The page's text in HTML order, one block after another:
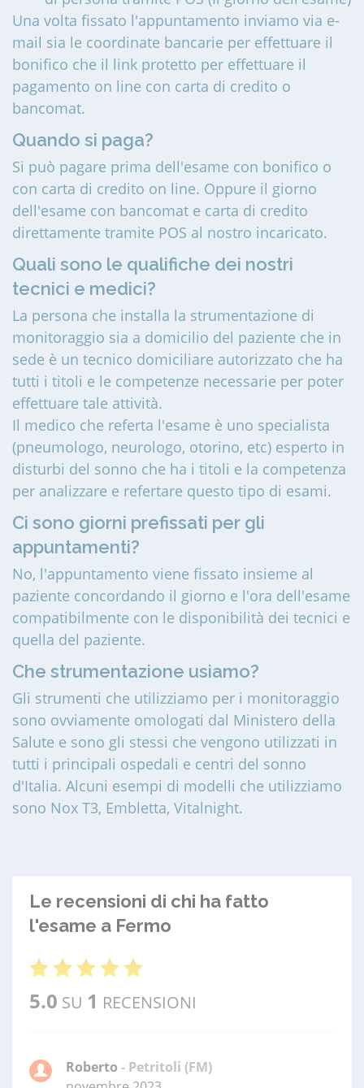
Una volta fissato l'appuntamento inviamo via e-
mail sia le coordinate bancarie per effettuare il
bonifico che il link protetto per effettuare il
pagamento on line con carta di credito o
bancomat.
Quando si paga?
Si può pagare prima dell'esame con bonifico o
con carta di credito on line. Oppure il giorno
dell'esame con bancomat e carta di credito
direttamente tramite POS al nostro incaricato.
Quali sono le qualifiche dei nostri
tecnici e medici?
La persona che installa la strumentazione di
monitoraggio sia a domicilio del paziente che in
sede è un tecnico domiciliare autorizzato che ha
tutti i titoli e le competenze necessarie per poter
effettuare tale attività.
Il medico che referta l'esame è uno specialista
(pneumologo, neurologo, otorino, etc) esperto in
disturbi del sonno che ha i titoli e la competenza
per analizzare e refertare questo tipo di esami.
Ci sono giorni prefissati per gli
appuntamenti?
No, l'appuntamento viene fissato insieme al
paziente concordando il giorno e l'ora dell'esame
compatibilmente con le disponibilità dei tecnici e
quella del paziente.
Che strumentazione usiamo?
Gli strumenti che utilizziamo per i monitoraggio
sono ovviamente omologati dal Ministero della
Salute e sono gli stessi che vengono utilizzati in
tutti i principali ospedali e centri del sonno
d'Italia. Alcuni esempi di modelli che utilizziamo
sono Nox T3, Embletta, Vitalnight.
Le recensioni di chi ha fatto
l'esame a Fermo
5.0 SU 1 RECENSIONI
Roberto - Petritoli (FM)